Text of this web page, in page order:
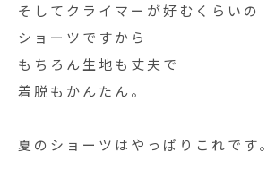
そしてクライマーが好むくらいの
ショーツですから
もちろん生地も丈夫で
着脱もかんたん。
夏のショーツはやっぱりこれです。